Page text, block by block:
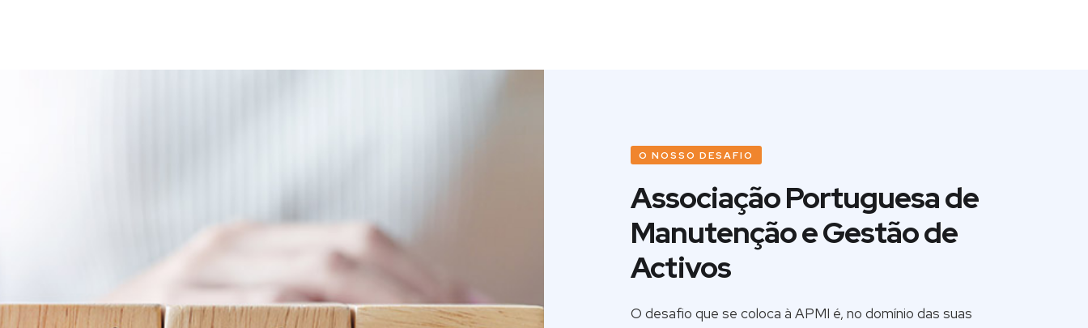
O NOSSO DESAFIO
Associação Portuguesa de
Manutenção e Gestão de
Activos
O desafio que se coloca à APMI é, no domínio das suas